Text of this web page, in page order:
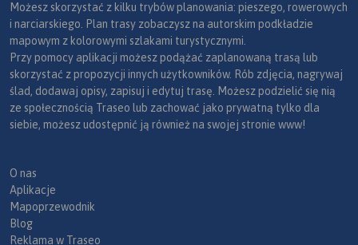
Możesz skorzystać z kilku trybów planowania: pieszego, rowerowych
i narciarskiego. Plan trasy zobaczysz na autorskim podkładzie
mapowym z kolorowymi szlakami turystycznymi.
Przy pomocy aplikacji możesz podążać zaplanowaną trasą lub
skorzystać z propozycji innych użytkowników. Rób zdjęcia, nagrywaj
ślad, dodawaj opisy, zapisuj i edytuj trasę. Możesz podzielić się nią
ze społecznością Traseo lub zachować jako prywatną tylko dla
siebie, możesz udostępnić ją również na swojej stronie www!
O nas
Aplikacje
Mapoprzewodnik
Blog
Reklama w Traseo